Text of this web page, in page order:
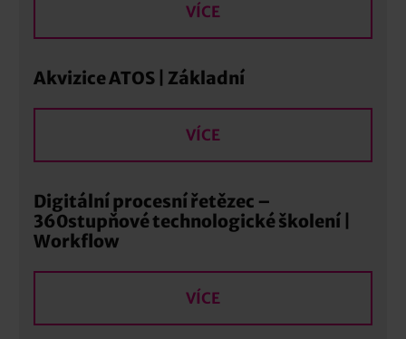
VÍCE
Akvizice ATOS | Základní
VÍCE
Digitální procesní řetězec –
360stupňové technologické školení |
Workflow
VÍCE